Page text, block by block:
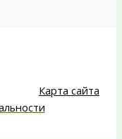
Карта сайта